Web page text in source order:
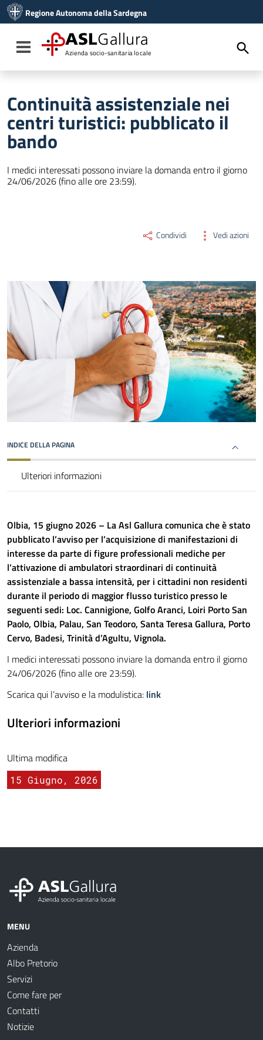
Vai al menu di navigazione
Vai al footer
Regione Autonoma della Sardegna
Toggle navigation
ASLGallura
Azienda socio-sanitaria locale
Continuità assistenziale nei
centri turistici: pubblicato il
bando
I medici interessati possono inviare la domanda entro il giorno
24/06/2026 (fino alle ore 23:59).
Condividi Vedi azioni
INDICE DELLA PAGINA
Ulteriori informazioni
Olbia, 15 giugno 2026 – La Asl Gallura comunica che è stato
pubblicato l’avviso per l’acquisizione di manifestazioni di
interesse da parte di figure professionali mediche per
l’attivazione di ambulatori straordinari di continuità
assistenziale a bassa intensità, per i cittadini non residenti
durante il periodo di maggior flusso turistico presso le
seguenti sedi: Loc. Cannigione, Golfo Aranci, Loiri Porto San
Paolo, Olbia, Palau, San Teodoro, Santa Teresa Gallura, Porto
Cervo, Badesi, Trinità d’Agultu, Vignola.
I medici interessati possono inviare la domanda entro il giorno
24/06/2026 (fino alle ore 23:59).
Scarica qui l’avviso e la modulistica: link
Ulteriori informazioni
Ultima modifica
15 Giugno, 2026
MENU
Azienda
Albo Pretorio
Servizi
Come fare per
Contatti
Notizie